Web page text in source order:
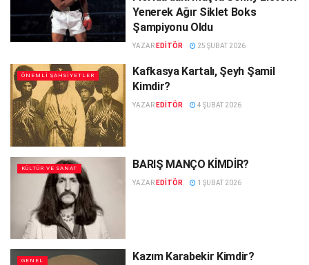
Yenerek Ağır Siklet Boks
Şampiyonu Oldu
YAZAR EDITÖR 25 ŞUBAT 2026
ÖNEMLI ŞAHSIYETLER
Kafkasya Kartalı, Şeyh Şamil
Kimdir?
YAZAR EDITÖR 4 ŞUBAT 2026
KÜLTÜR VE SANAT BARIŞ MANÇO KİMDİR?
YAZAR EDITÖR 1 ŞUBAT 2026
GENEL Kazım Karabekir Kimdir?